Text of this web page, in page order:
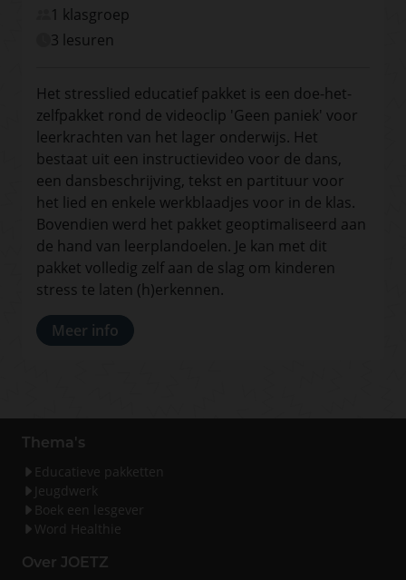
1 klasgroep
3 lesuren
Het stresslied educatief pakket is een doe-het-
zelfpakket rond de videoclip 'Geen paniek' voor
leerkrachten van het lager onderwijs. Het
bestaat uit een instructievideo voor de dans,
een dansbeschrijving, tekst en partituur voor
het lied en enkele werkblaadjes voor in de klas.
Bovendien werd het pakket geoptimaliseerd aan
de hand van leerplandoelen. Je kan met dit
pakket volledig zelf aan de slag om kinderen
stress te laten (h)erkennen.
Meer info
Thema's
Educatieve pakketten
Jeugdwerk
Boek een lesgever
Word Healthie
Over JOETZ